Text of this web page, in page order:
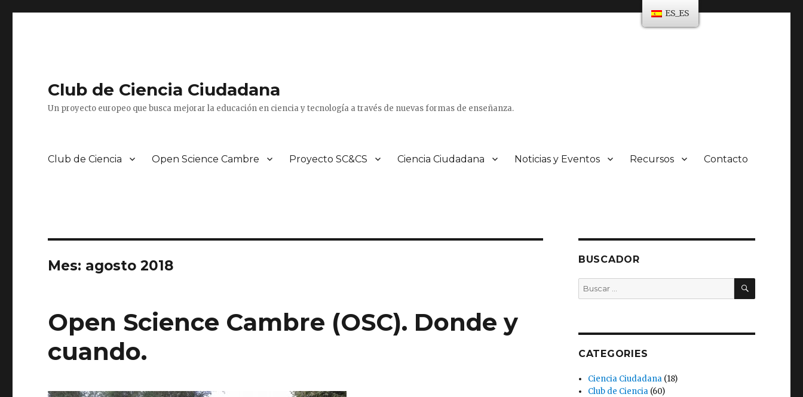
Club de Ciencia Ciudadana
Un proyecto europeo que busca mejorar la educación en ciencia y tecnología a través de nuevas formas de enseñanza.
Club de Ciencia Open Science Cambre Proyecto SC&CS Ciencia Ciudadana Noticias y Eventos Recursos Contacto
Mes: agosto 2018
Open Science Cambre (OSC). Donde y
cuando.
BUSCADOR
Buscar
por:
BUSCAR
CATEGORIES
Ciencia Ciudadana (18)
Club de Ciencia (60)
ES_ES